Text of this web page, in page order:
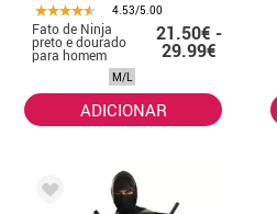
4.53/5.00
Fato de Ninja
preto e dourado
para homem
21.50€ -
29.99€
M/L
ADICIONAR